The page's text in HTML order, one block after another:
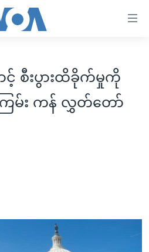
ာင့် စီးပွားထိခိုက်မှုကို
ြမ်း ကန် လွှတ်တော်